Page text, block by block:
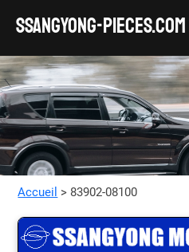
SSANGYONG-pieces.com
Accueil > 83902-08100